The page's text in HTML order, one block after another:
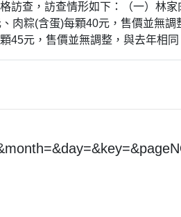
訪查，訪查情形如下：（一）林
肉粽(含蛋)每顆40元，售價並無調
45元，售價並無調整，與去年相同